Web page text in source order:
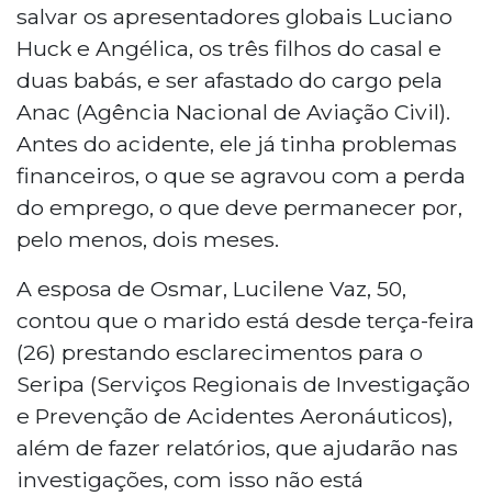
salvar os apresentadores globais Luciano
Huck e Angélica, os três filhos do casal e
duas babás, e ser afastado do cargo pela
Anac (Agência Nacional de Aviação Civil).
Antes do acidente, ele já tinha problemas
financeiros, o que se agravou com a perda
do emprego, o que deve permanecer por,
pelo menos, dois meses.
A esposa de Osmar, Lucilene Vaz, 50,
contou que o marido está desde terça-feira
(26) prestando esclarecimentos para o
Seripa (Serviços Regionais de Investigação
e Prevenção de Acidentes Aeronáuticos),
além de fazer relatórios, que ajudarão nas
investigações, com isso não está